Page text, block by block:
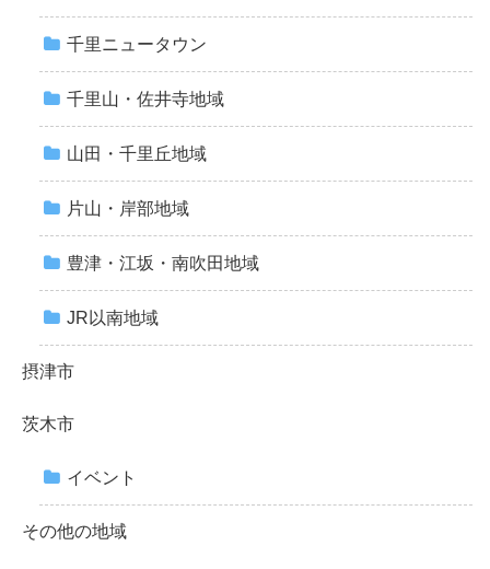
千里ニュータウン
千里山・佐井寺地域
山田・千里丘地域
片山・岸部地域
豊津・江坂・南吹田地域
JR以南地域
摂津市
茨木市
イベント
その他の地域